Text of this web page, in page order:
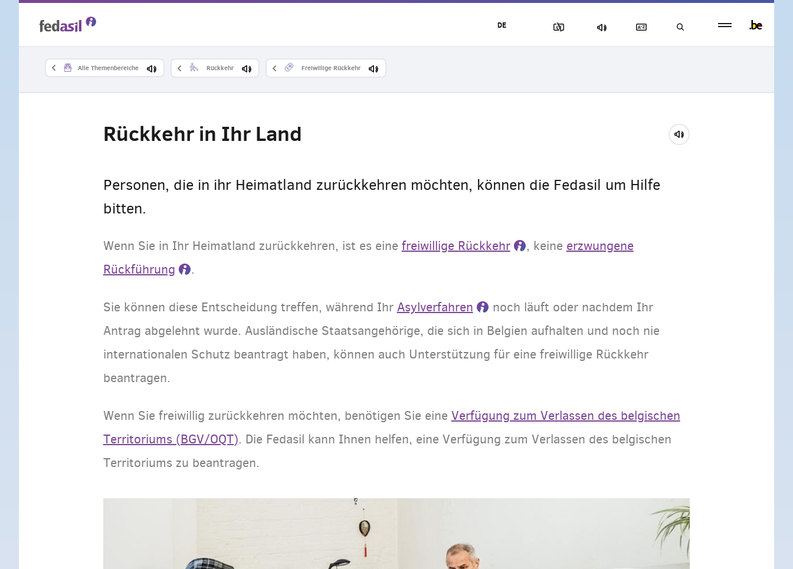
Alle Themenbereiche Rückkehr Freiwillige Rückkehr
Rückkehr in Ihr Land
Personen, die in ihr Heimatland zurückkehren möchten, können die Fedasil um Hilfe
bitten.
Wenn Sie in Ihr Heimatland zurückkehren, ist es eine freiwillige Rückkehr , keine erzwungene
Rückführung
.
Sie können diese Entscheidung treffen, während Ihr Asylverfahren
noch läuft oder nachdem Ihr
Antrag abgelehnt wurde. Ausländische Staatsangehörige, die sich in Belgien aufhalten und noch nie
internationalen Schutz beantragt haben, können auch Unterstützung für eine freiwillige Rückkehr
beantragen.
Wenn Sie freiwillig zurückkehren möchten, benötigen Sie eine Verfügung zum Verlassen des belgischen
Territoriums (BGV/OQT). Die Fedasil kann Ihnen helfen, eine Verfügung zum Verlassen des belgischen
Territoriums zu beantragen.
DE
footer